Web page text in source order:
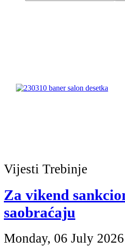
Vijesti Trebinje
Za vikend
saobraćaju
Monday, 06 July